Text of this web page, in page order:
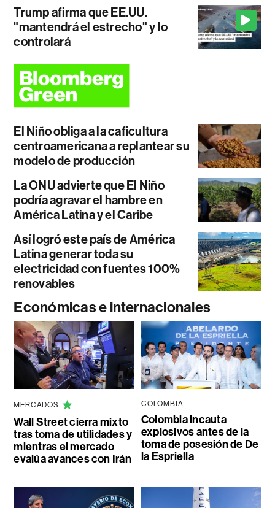
Trump afirma que EE.UU.
"mantendrá el estrecho" y lo
controlará
El Niño obliga a la caficultura
centroamericana a replantear su
modelo de producción
La ONU advierte que El Niño
podría agravar el hambre en
América Latina y el Caribe
Así logró este país de América
Latina generar toda su
electricidad con fuentes 100%
renovables
Económicas e internacionales
MERCADOS
Wall Street cierra mixto
tras toma de utilidades y
mientras el mercado
evalúa avances con Irán
COLOMBIA
Colombia incauta
explosivos antes de la
toma de posesión de De
la Espriella